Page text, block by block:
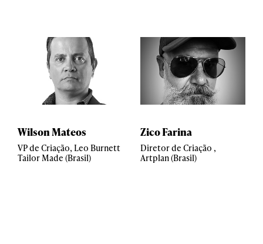
Wilson Mateos
VP de Criação, Leo Burnett
Tailor Made (Brasil)
Zico Farina
Diretor de Criação ,
Artplan (Brasil)